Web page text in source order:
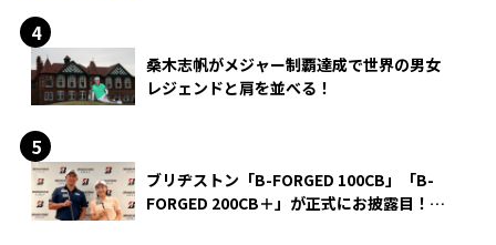
桑木志帆がメジャー制覇達成で世界の男女
レジェンドと肩を並べる！
ブリヂストン「B-FORGED 100CB」「B-
FORGED 200CB＋」が正式にお披露目！